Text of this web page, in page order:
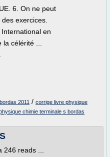
6. On ne peut
exercices.
en
célérité ...
2011 / corrige livre physique
chimie terminale s bordas
reads ...